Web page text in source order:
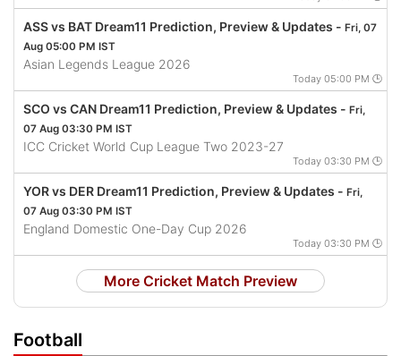
ASS vs BAT Dream11 Prediction, Preview & Updates - Fri, 07
Aug 05:00 PM IST
Asian Legends League 2026
Today 05:00 PM 🕒
SCO vs CAN Dream11 Prediction, Preview & Updates - Fri,
07 Aug 03:30 PM IST
ICC Cricket World Cup League Two 2023-27
Today 03:30 PM 🕒
YOR vs DER Dream11 Prediction, Preview & Updates - Fri,
07 Aug 03:30 PM IST
England Domestic One-Day Cup 2026
Today 03:30 PM 🕒
More Cricket Match Preview
Football